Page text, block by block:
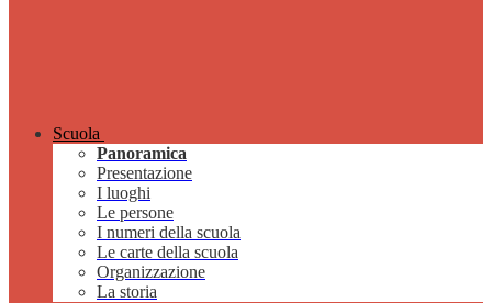
Scuola
Panoramica
Presentazione
I luoghi
Le persone
I numeri della scuola
Le carte della scuola
Organizzazione
La storia